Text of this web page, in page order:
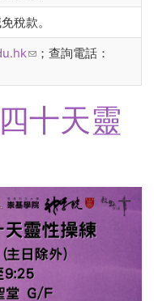
稅款。
(link sends e-mail)
；查詢電話：
十天靈